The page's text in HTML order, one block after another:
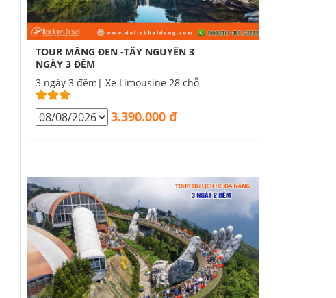
TOUR MĂNG ĐEN -TÂY NGUYÊN 3
NGÀY 3 ĐÊM
3 ngày 3 đêm| Xe Limousine 28 chỗ
3.390.000 đ